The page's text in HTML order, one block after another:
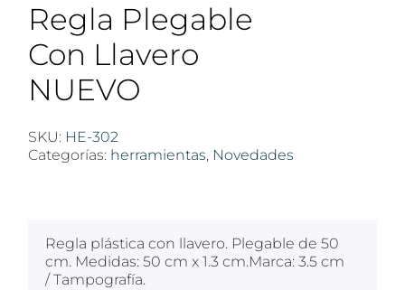
Regla Plegable
Con Llavero
NUEVO
SKU: HE-302
Categorías: herramientas, Novedades
Regla plástica con llavero. Plegable de 50
cm. Medidas: 50 cm x 1.3 cm.Marca: 3.5 cm
/ Tampografía.